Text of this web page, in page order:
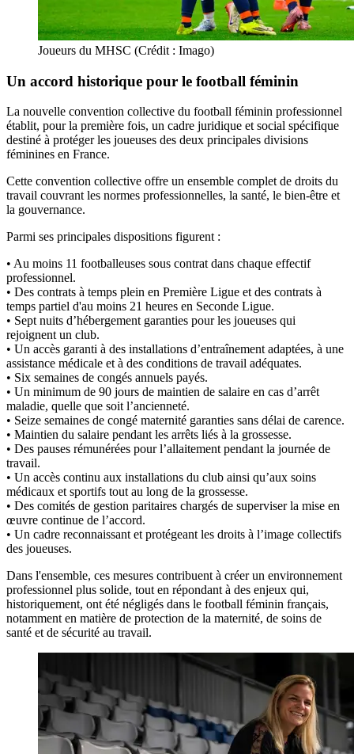
Joueurs du MHSC (Crédit : Imago)
Un accord historique pour le football féminin
La nouvelle convention collective du football féminin professionnel
établit, pour la première fois, un cadre juridique et social spécifique
destiné à protéger les joueuses des deux principales divisions
féminines en France.
Cette convention collective offre un ensemble complet de droits du
travail couvrant les normes professionnelles, la santé, le bien-être et
la gouvernance.
Parmi ses principales dispositions figurent :
• Au moins 11 footballeuses sous contrat dans chaque effectif
professionnel.
• Des contrats à temps plein en Première Ligue et des contrats à
temps partiel d'au moins 21 heures en Seconde Ligue.
• Sept nuits d’hébergement garanties pour les joueuses qui
rejoignent un club.
• Un accès garanti à des installations d’entraînement adaptées, à une
assistance médicale et à des conditions de travail adéquates.
• Six semaines de congés annuels payés.
• Un minimum de 90 jours de maintien de salaire en cas d’arrêt
maladie, quelle que soit l’ancienneté.
• Seize semaines de congé maternité garanties sans délai de carence.
• Maintien du salaire pendant les arrêts liés à la grossesse.
• Des pauses rémunérées pour l’allaitement pendant la journée de
travail.
• Un accès continu aux installations du club ainsi qu’aux soins
médicaux et sportifs tout au long de la grossesse.
• Des comités de gestion paritaires chargés de superviser la mise en
œuvre continue de l’accord.
• Un cadre reconnaissant et protégeant les droits à l’image collectifs
des joueuses.
Dans l'ensemble, ces mesures contribuent à créer un environnement
professionnel plus solide, tout en répondant à des enjeux qui,
historiquement, ont été négligés dans le football féminin français,
notamment en matière de protection de la maternité, de soins de
santé et de sécurité au travail.